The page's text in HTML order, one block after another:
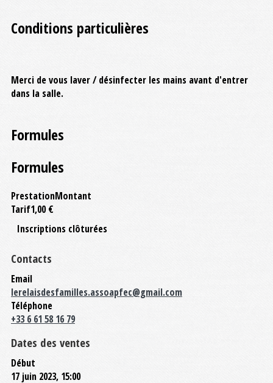
Conditions particulières
Merci de vous laver / désinfecter les mains avant d'entrer
dans la salle.
Formules
Formules
PrestationMontant
Tarif1,00 €
Inscriptions clôturées
Contacts
Email
lerelaisdesfamilles.assoapfec@gmail.com
Téléphone
+33 6 61 58 16 79
Dates des ventes
Début
17 juin 2023, 15:00